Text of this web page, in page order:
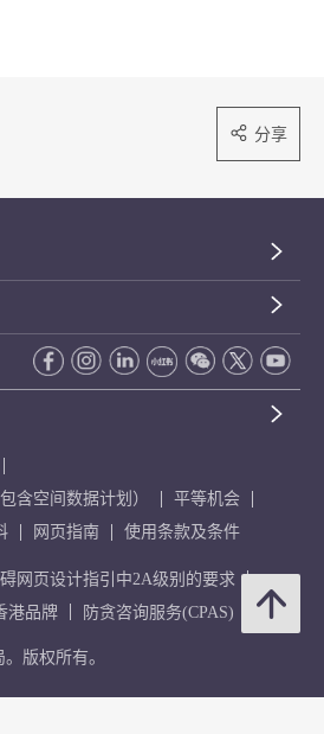
分享
含空间数据计划）
平等机会
网页指南 使用条款及条件
网页设计指引中2A级别的要求
港品牌 防贪咨询服务(CPAS)
版权所有。